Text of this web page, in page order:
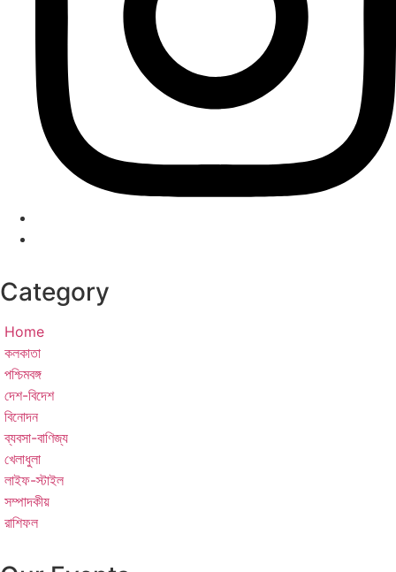
Category
Home
কলকাতা
পশ্চিমবঙ্গ
দেশ-বিদেশ
বিনোদন
ব্যবসা-বাণিজ্য
খেলাধুলা
লাইফ-স্টাইল
সম্পাদকীয়
রাশিফল